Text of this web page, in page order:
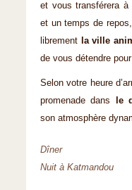
et vous transférera à
et un temps de repos,
librement
la ville
de vous détendre
Selon votre heure
promenade dans
le
son atmosphère
Dîner
Nuit à Katmandou